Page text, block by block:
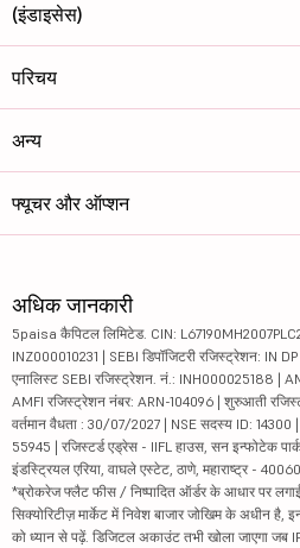
(इंडाइसेस)
परिचय
अन्य
फ्यूचर और ऑप्शन
अधिक जानकारी
5paisa कैपिटल लिमिटेड. CIN:
INZ000010231 | SEBI डिपॉजिटरी रजिस्ट्रेशन: IN
एनालिस्ट SEBI रजिस्ट्रेशन. नं.: INH000025188 |
AMFI रजिस्ट्रेशन नंबर: ARN-104096 | शुरुआती
वर्तमान वैधता : 30/07/2027 | NSE सदस्य ID:
55945 | रजिस्टर्ड एड्रेस - IIFL हाउस, सन इन्फोटेक
इंडस्ट्रियल एरिया, वाघले एस्टेट, ठाणे, महाराष्ट्र -
*ब्रोकरेज फ्लैट फीस / निष्पादित ऑर्डर के आधार पर
सिक्योरिटीज़ मार्केट में निवेश बाजार जोखिम के अधीन
को ध्यान से पढ़ें. डिजिटल अकाउंट तभी खोला जाएगा